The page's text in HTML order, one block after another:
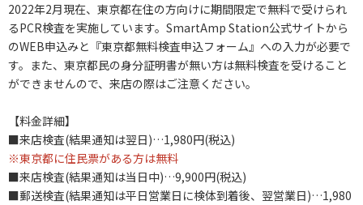
2022年2月現在、東京都在住の方向けに期間限定で無料で受けられ
るPCR検査を実施しています。SmartAmp Station公式サイトから
のWEB申込みと『東京都無料検査申込フォーム』への入力が必要で
す。また、東京都民の身分証明書が無い方は無料検査を受けること
ができませんので、来店の際はご注意ください。
【料金詳細】
■来店検査(結果通知は翌日)…1,980円(税込)
※東京都に住民票がある方は無料
■来店検査(結果通知は当日中)…9,900円(税込)
■郵送検査(結果通知は平日営業日に検体到着後、翌営業日)…1,980